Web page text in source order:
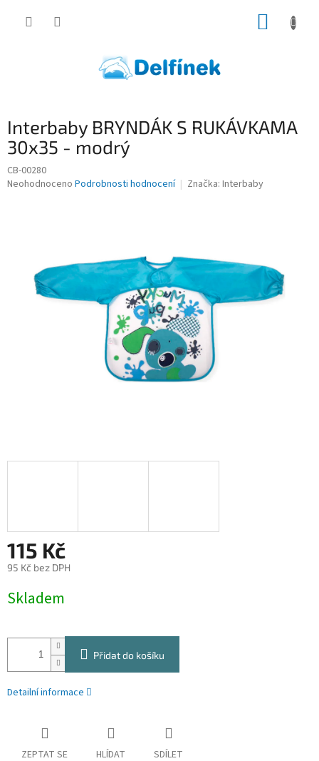
Interbaby BRYNDÁK S RUKÁVKAMA
30x35 - modrý
CB-00280
Průměrné
hvězdiček.
Neohodnoceno Podrobnosti hodnocení Značka: Interbaby
115 Kč
95 Kč bez DPH
cena:
Skladem
Přidat do košíku
Detailní informace
ZEPTAT SE HLÍDAT SDÍLET